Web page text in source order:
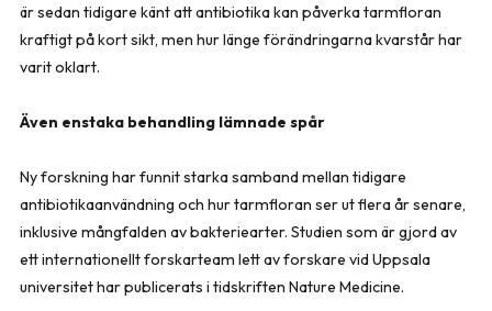
är sedan tidigare känt att antibiotika kan påverka tarmfloran
kraftigt på kort sikt, men hur länge förändringarna kvarstår har
varit oklart.
Även enstaka behandling lämnade spår
Ny forskning har funnit starka samband mellan tidigare
antibiotikaanvändning och hur tarmfloran ser ut flera år senare,
inklusive mångfalden av bakteriearter. Studien som är gjord av
ett internationellt forskarteam lett av forskare vid Uppsala
universitet har publicerats i tidskriften Nature Medicine.